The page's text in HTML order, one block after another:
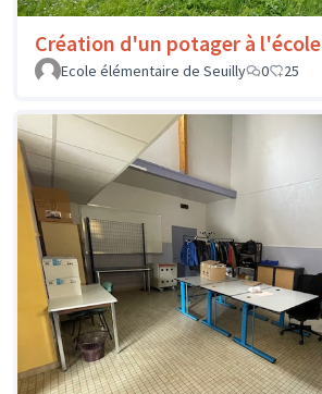
Création d'un potager à l'école
Ecole élémentaire de Seuilly
0 25